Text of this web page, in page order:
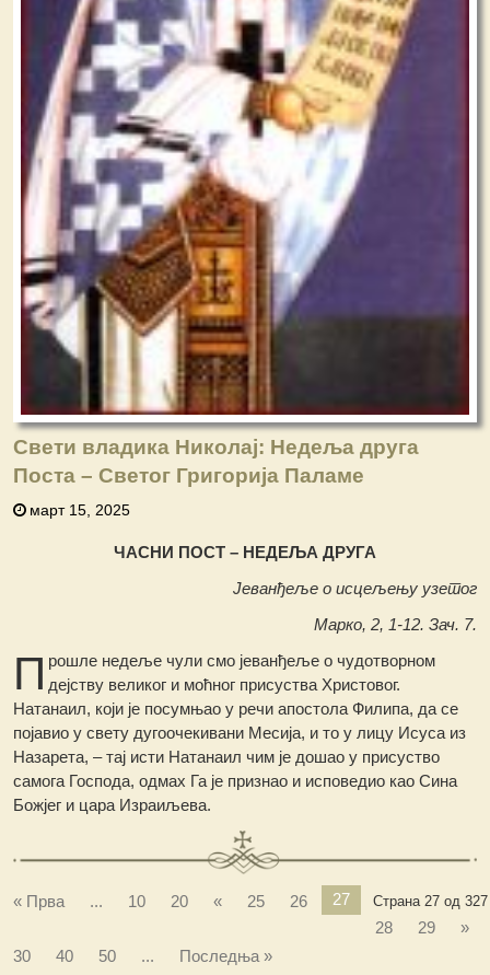
Свети владика Николај: Недеља друга
Поста – Светог Григорија Паламе
март 15, 2025
ЧАСНИ ПОСТ – НЕДЕЉА ДРУГА
Јеванђеље о исцељењу узетог
Марко, 2, 1-12. Зач. 7.
П рошле недеље чули смо јеванђеље о чудотворном
дејству великог и моћног присуства Христовог.
Натанаил, који је посумњао у речи апостола Филипа, да се
појавио у свету дугоочекивани Месија, и то у лицу Исуса из
Назарета, – тај исти Натанаил чим је дошао у присуство
самога Господа, одмах Га је признао и исповедио као Сина
Божјег и цара Израиљева.
Страна 27 од 327
« Прва ... 10 20 « 25 26
27
28
29
»
30
40 50 ... Последња »